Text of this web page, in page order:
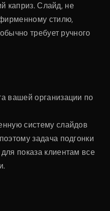
каприз. Слайд, не
стилю,
требует ручного
вашей организации по
систему слайдов
задача подгонки
показа клиентам все